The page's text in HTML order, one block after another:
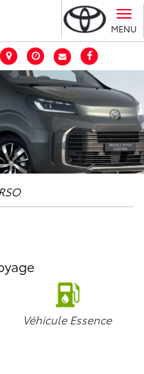
MENU
Véhicule Essence